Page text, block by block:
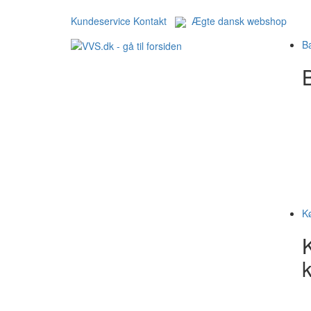
Kundeservice Kontakt
Ægte dansk webshop